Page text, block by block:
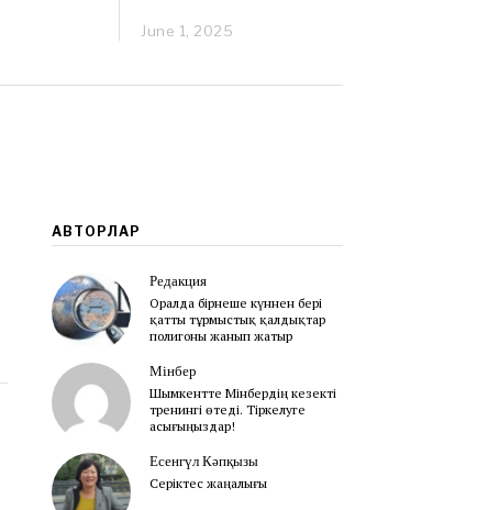
June 1, 2025
e
АВТОРЛАР
Редакция
Оралда бірнеше күннен бері
қатты тұрмыстық қалдықтар
полигоны жанып жатыр
Мінбер
Шымкентте Мінбердің кезекті
тренингі өтеді. Тіркелуге
асығыңыздар!
Есенгүл Кәпқызы
Серіктес жаңалығы